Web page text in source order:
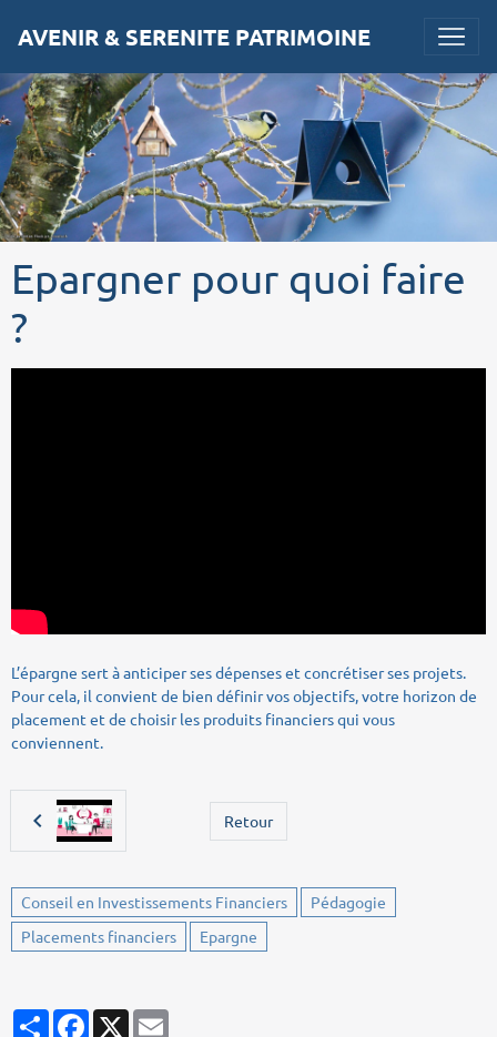
AVENIR & SERENITE PATRIMOINE
Epargner pour quoi faire
?
L’épargne sert à anticiper ses dépenses et concrétiser ses projets.
Pour cela, il convient de bien définir vos objectifs, votre horizon de
placement et de choisir les produits financiers qui vous
conviennent.
Retour
Conseil en Investissements Financiers
Pédagogie
Placements financiers
Epargne
PartagerFacebook
X